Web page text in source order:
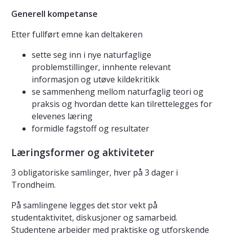
Generell kompetanse
Etter fullført emne kan deltakeren
sette seg inn i nye naturfaglige
problemstillinger, innhente relevant
informasjon og utøve kildekritikk
se sammenheng mellom naturfaglig teori og
praksis og hvordan dette kan tilrettelegges for
elevenes læring
formidle fagstoff og resultater
Læringsformer og aktiviteter
3 obligatoriske samlinger, hver på 3 dager i
Trondheim.
På samlingene legges det stor vekt på
studentaktivitet, diskusjoner og samarbeid.
Studentene arbeider med praktiske og utforskende